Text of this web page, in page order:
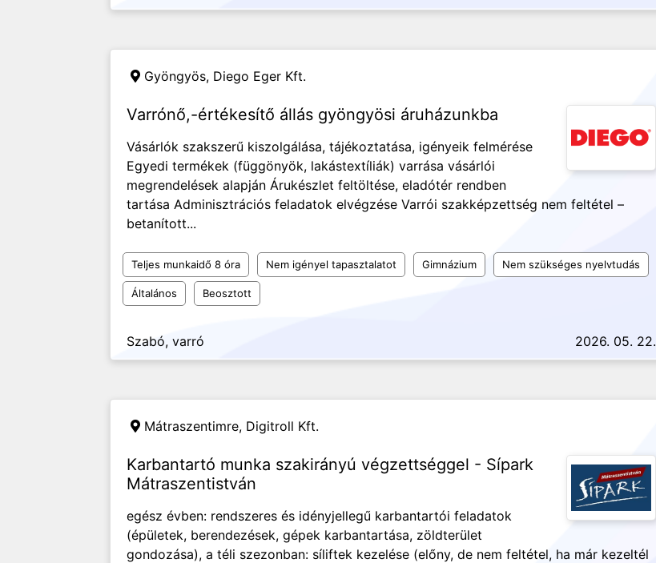
Gyöngyös, Diego Eger Kft.
Varrónő,-értékesítő állás gyöngyösi áruházunkba
Vásárlók szakszerű kiszolgálása, tájékoztatása, igényeik felmérése
Egyedi termékek (függönyök, lakástextíliák) varrása vásárlói
megrendelések alapján Árukészlet feltöltése, eladótér rendben
tartása Adminisztrációs feladatok elvégzése Varrói szakképzettség nem feltétel –
betanított...
Teljes munkaidő 8 óra Nem igényel tapasztalatot Gimnázium Nem szükséges nyelvtudás
Általános Beosztott
Szabó, varró 2026. 05. 22.
Mátraszentimre, Digitroll Kft.
Karbantartó munka szakirányú végzettséggel - Sípark
Mátraszentistván
egész évben: rendszeres és idényjellegű karbantartói feladatok
(épületek, berendezések, gépek karbantartása, zöldterület
gondozása), a téli szezonban: síliftek kezelése (előny, de nem feltétel, ha már kezeltél